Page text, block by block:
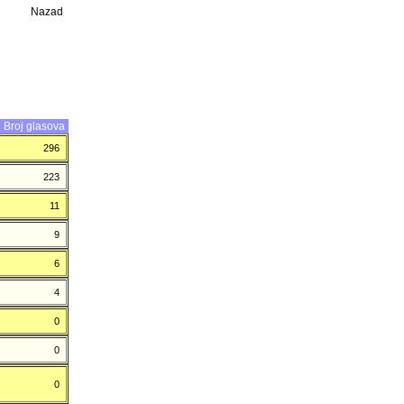
Nazad
Broj glasova
296
223
11
9
6
4
0
0
0